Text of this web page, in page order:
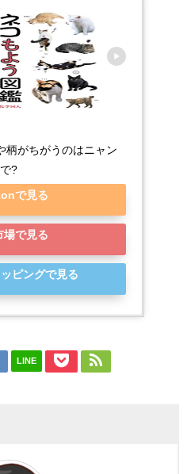
柄がちがうのはニャン
で?
で見る
場で見る
ピングで見る
LINE